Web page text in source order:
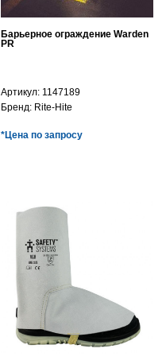
Барьерное ограждение Warden
PR
Артикул: 1147189
Бренд: Rite-Hite
*Цена по запросу